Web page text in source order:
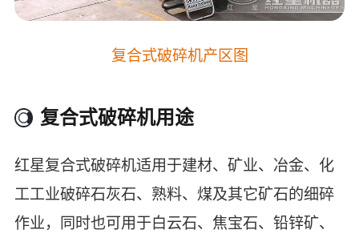
复合式破碎机产区图
复合式破碎机用途
红星复合式破碎机适用于建材、矿业、冶金、化
工工业破碎石灰石、熟料、煤及其它矿石的细碎
作业，同时也可用于白云石、焦宝石、铅锌矿、